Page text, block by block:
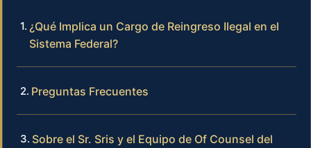
¿Qué Implica un Cargo de Reingreso Ilegal en el
Sistema Federal?
Preguntas Frecuentes
Sobre el Sr. Sris y el Equipo de Of Counsel del